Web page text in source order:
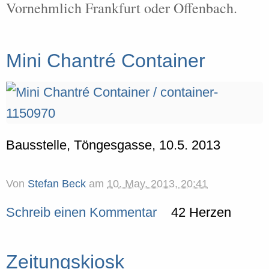
Vornehmlich Frankfurt oder Offenbach.
Mini Chantré Container
Bausstelle, Töngesgasse, 10.5. 2013
Von Stefan Beck am 10. May. 2013, 20:41
Schreib einen Kommentar 42 Herzen
Zeitungskiosk